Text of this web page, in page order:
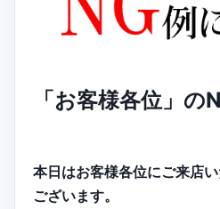
「お客様各位」の
本日はお客様各位にご来店
ございます。